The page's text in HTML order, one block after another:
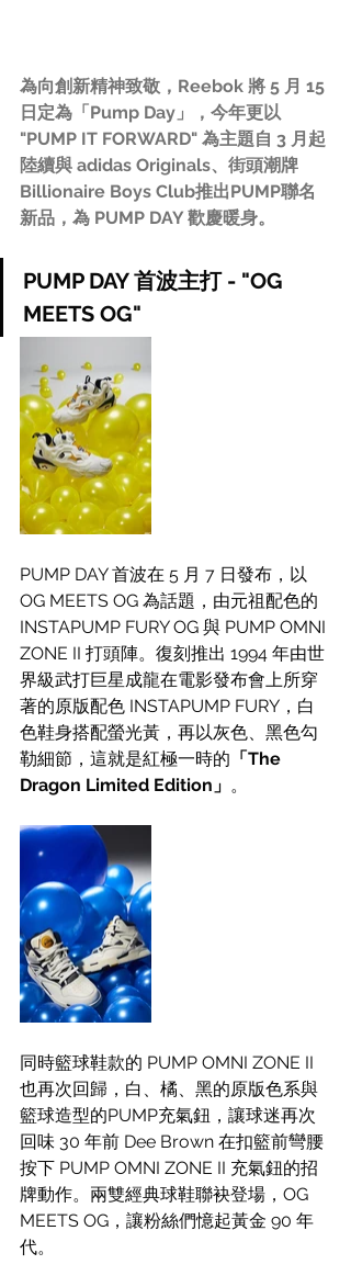
為向創新精神致敬，Reebok 將 5 月 15
日定為「Pump Day」，今年更以
"PUMP IT FORWARD" 為主題自 3 月起
陸續與 adidas Originals、街頭潮牌
Billionaire Boys Club推出PUMP聯名
新品，為 PUMP DAY 歡慶暖身。
PUMP DAY 首波主打 - "OG
MEETS OG"
PUMP DAY 首波在 5 月 7 日發布，以
OG MEETS OG 為話題，由元祖配色的
INSTAPUMP FURY OG 與 PUMP OMNI
ZONE II 打頭陣。復刻推出 1994 年由世
界級武打巨星成龍在電影發布會上所穿
著的原版配色 INSTAPUMP FURY，白
色鞋身搭配螢光黃，再以灰色、黑色勾
勒細節，這就是紅極一時的 「The
Dragon Limited Edition」 。
同時籃球鞋款的 PUMP OMNI ZONE II
也再次回歸，白、橘、黑的原版色系與
籃球造型的PUMP充氣鈕，讓球迷再次
回味 30 年前 Dee Brown 在扣籃前彎腰
按下 PUMP OMNI ZONE II 充氣鈕的招
牌動作。兩雙經典球鞋聯袂登場，OG
MEETS OG，讓粉絲們憶起黃金 90 年
代。